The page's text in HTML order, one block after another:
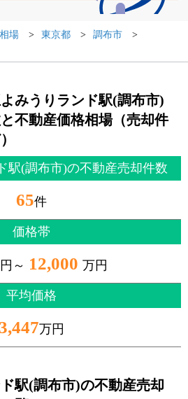
場 東京都
調布市
みうりランド駅(調布市)
不動産価格相場（売却件
駅(調布市)の不動産売却件数
65件
価格帯
～ 12,000 万円
平均価格
3,447万円
駅(調布市)の不動産売却